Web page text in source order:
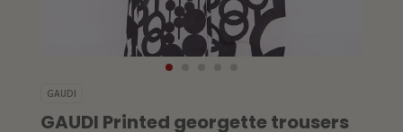
GAUDI
GAUDI Printed georgette trousers